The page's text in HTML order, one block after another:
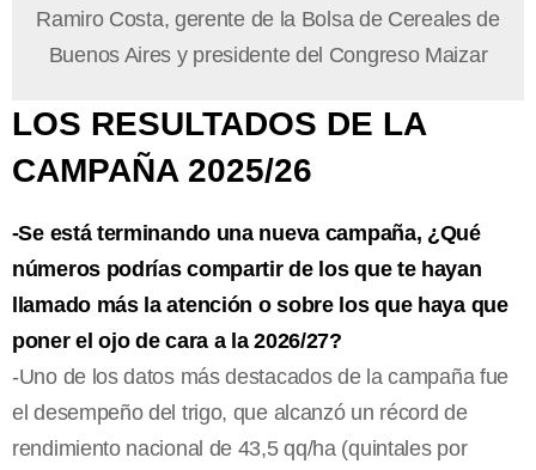
Ramiro Costa, gerente de la Bolsa de Cereales de
Buenos Aires y presidente del Congreso Maizar
LOS RESULTADOS DE LA
CAMPAÑA 2025/26
-⁠Se está terminando una nueva campaña, ¿Qué
números podrías compartir de los que te hayan
llamado más la atención o sobre los que haya que
poner el ojo de cara a la 2026/27?
-Uno de los datos más destacados de la campaña fue
el desempeño del trigo, que alcanzó un récord de
rendimiento nacional de 43,5 qq/ha (quintales por